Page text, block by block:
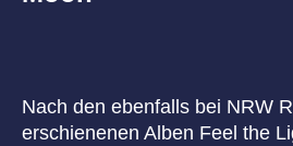
Nach den ebenfalls bei NRW
erschienenen Alben Feel the